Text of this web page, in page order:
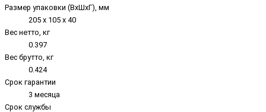
Размер упаковки (ВxШxГ), мм
205 х 105 х 40
Вес нетто, кг
0.397
Вес брутто, кг
0.424
Срок гарантии
3 месяца
Срок службы